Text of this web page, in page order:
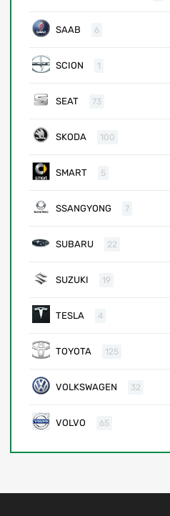
SAAB 6
SCION 1
SEAT 73
SKODA 100
SMART 5
SSANGYONG 7
SUBARU 22
SUZUKI 19
TESLA 4
TOYOTA 125
VOLKSWAGEN 32
VOLVO 65